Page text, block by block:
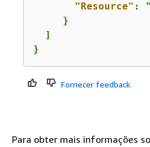
"Resource" :
     }
  ]
}
Fornecer feedback
Para obter mais informações